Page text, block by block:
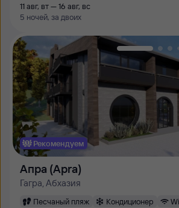
11 авг, вт — 16 авг, вс
5 ночей, за двоих
Рекомендуем
Апра (Apra)
Гагра, Абхазия
Песчаный пляж Кондиционер